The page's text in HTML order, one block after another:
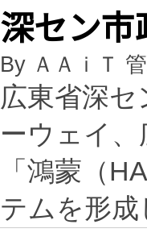
深セン
By ＡＡｉＴ
広東省深
ーウェイ
「鴻蒙（
テムを形